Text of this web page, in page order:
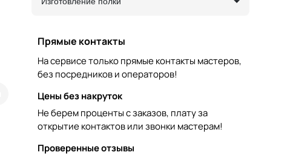
Прямые контакты
На сервисе только прямые контакты мастеров,
без посредников и операторов!
Цены без накруток
Не берем проценты с заказов, плату за
открытие контактов или звонки мастерам!
Проверенные отзывы